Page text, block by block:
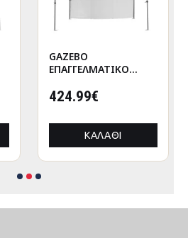
GAZEBO
ΕΠΑΓΓΕΛΜΑΤΙΚΟ
CRESSEN HM21097.01
ΑΛΟΥΜΙΝΙΟΥ
3x3x3,4Yεκ
424.99€
ΚΑΛΆΘΙ